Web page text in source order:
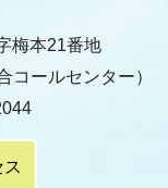
梅本21番地
コールセンター）